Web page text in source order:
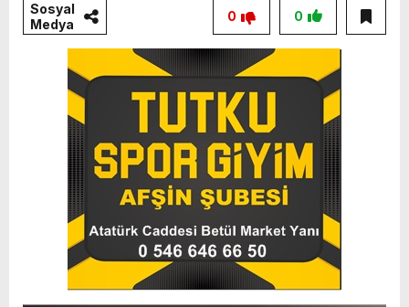
Sosyal
Medya
0
0